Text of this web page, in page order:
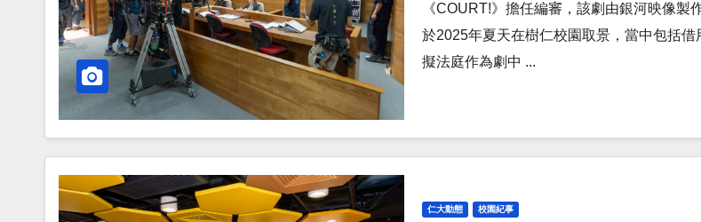
《COURT!》擔任編審，該劇由銀河映像製
於2025年夏天在樹仁校園取景，當中包括借
擬法庭作為劇中 ...
仁大動態 校園紀事